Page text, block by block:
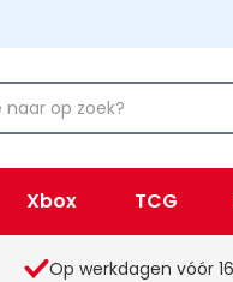
Xbox TCG
Op werkdagen vóór